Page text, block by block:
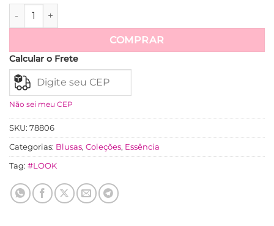
Sueter Maisa Em Tricot - Marrom quantidade
COMPRAR
Calcular o Frete
Não sei meu CEP
SKU: 78806
Categorias: Blusas, Coleções, Essência
Tag: #LOOK